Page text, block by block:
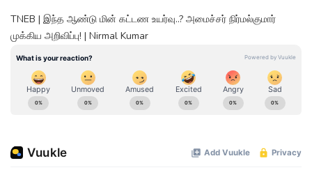
TNEB | இந்த ஆண்டு மின் கட்டண உயர்வு..? அமைச்சர் நிர்மல்குமார்
முக்கிய அறிவிப்பு! | Nirmal Kumar